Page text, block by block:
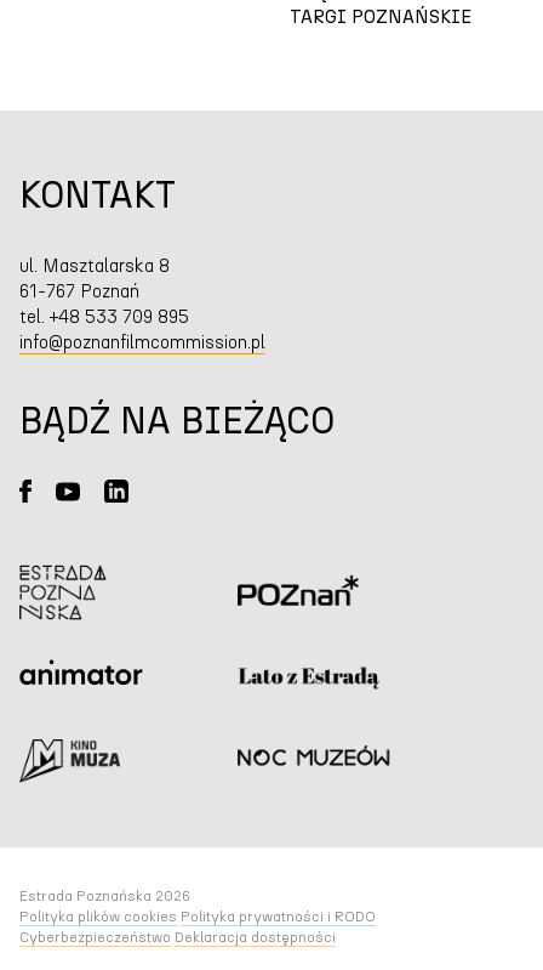
TARGI POZNAŃSKIE
KONTAKT
ul. Masztalarska 8
61-767 Poznań
tel. +48 533 709 895
info@poznanfilmcommission.pl
BĄDŹ NA BIEŻĄCO
Estrada Poznańska 2026
Polityka plików cookies Polityka prywatności i RODO
Cyberbezpieczeństwo Deklaracja dostępności